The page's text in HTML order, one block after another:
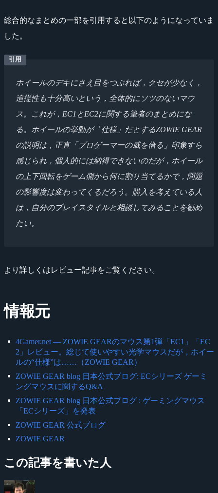
総合的なまとめの一部を引用すると以下のようになっていま
した。
ホイールのデキにさえ目をつぶれば，クセが少なく，
追従性も十分高いという，全体的にソツのないマウ
ス。これが，EC1とEC2に関する筆者のまとめにな
る。ホイールの挙動が「仕様」だとするZOWIE GEAR
の説明は，正直「プロゲーマーの威を借る」印象すら
感じられ，個人的には納得できないのだが，ホイール
の上下回転をゲーム側から何に割り当てるかで，問題
の影響度は変わってくるだろう。購入を考えている人
は，自分のプレイスタイルと相談してみることを勧め
たい。
より詳しくはレビュー記事をご覧ください。
情報元
4Gamer.net ― ZOWIE GEARのマウス第1弾「EC1」「EC
2」レビュー。総じて使いやすい光学マウスだが，ホイー
ルの“仕様”は……（ZOWIE GEAR）
ZOWIE GEAR blog 日本公式ブログ: ECシリーズ ゲーミ
ングマウスに関するQ&A
ZOWIE GEAR blog 日本公式ブログ : ゲーミングマウス
「ECシリーズ」を発表
ZOWIE GEAR 公式ブログ
ZOWIE GEAR
この記事を書いた人